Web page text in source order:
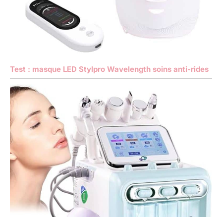
Test : masque LED Stylpro Wavelength soins anti-rides